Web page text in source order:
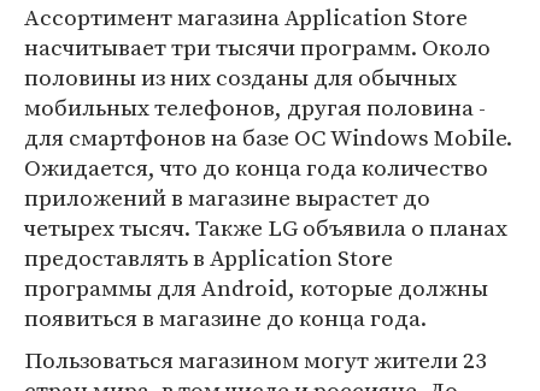
Ассортимент магазина Application Store
насчитывает три тысячи программ. Около
половины из них созданы для обычных
мобильных телефонов, другая половина -
для смартфонов на базе ОС Windows Mobile.
Ожидается, что до конца года количество
приложений в магазине вырастет до
четырех тысяч. Также LG объявила о планах
предоставлять в Application Store
программы для Android, которые должны
появиться в магазине до конца года.
Пользоваться магазином могут жители 23